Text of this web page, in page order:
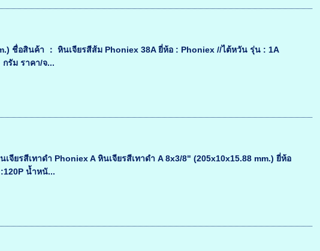
ชื่อสินค้า ： หินเจียรสีส้ม Phoniex 38A ยี่ห้อ : Phoniex //ไต้หวัน รุ่น : 1A
รัม ราคา/จ...
จียรสีเทาดำ Phoniex A หินเจียรสีเทาดำ A 8x3/8" (205x10x15.88 mm.) ยี่ห้อ
น้ำหนั...